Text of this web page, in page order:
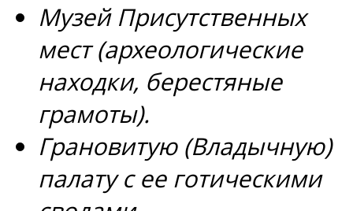
Музей Присутственных
мест (археологические
находки, берестяные
грамоты).
Грановитую (Владычную)
палату с ее готическими